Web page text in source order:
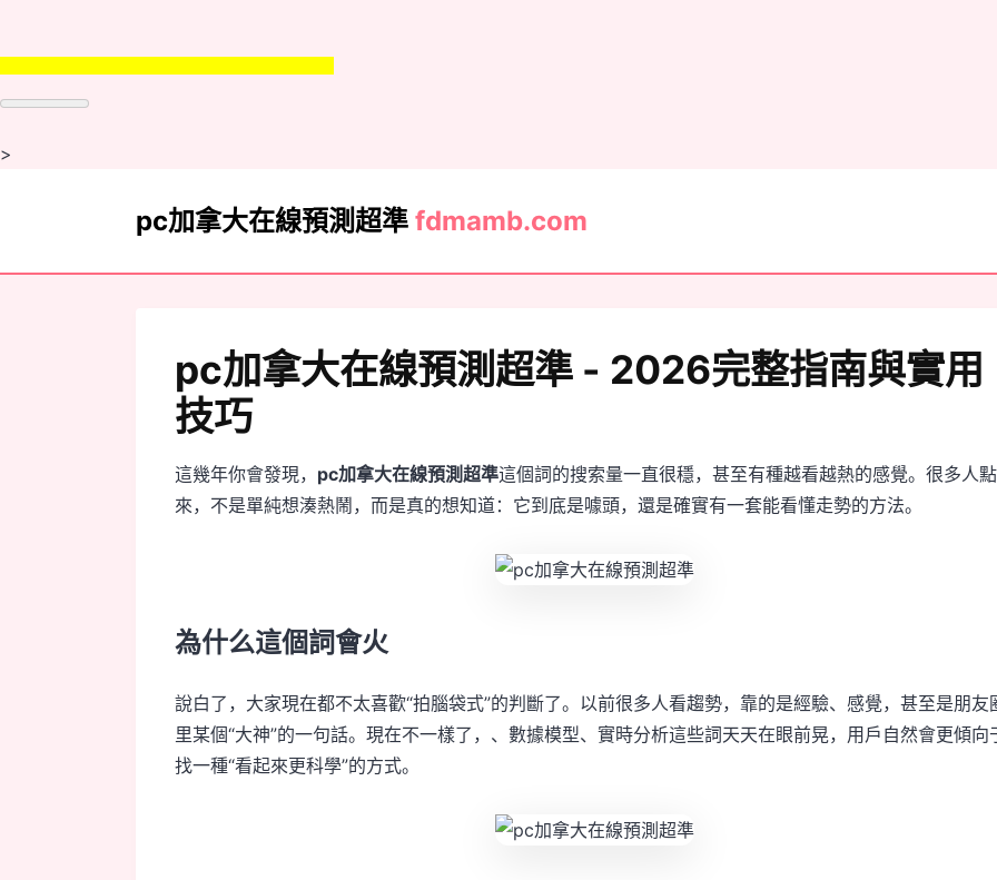
>
pc加拿大在線預測超準 fdmamb.com
pc加拿大在線預測超準 - 2026完整指南與實用
技巧
這幾年你會發現， pc加拿大在線預測超準這個詞的搜索量一直很穩，甚至有種越看越熱的感覺。很多人
來，不是單純想湊熱鬧，而是真的想知道：它到底是噱頭，還是確實有一套能看懂走勢的方法。
為什么這個詞會火
說白了，大家現在都不太喜歡“拍腦袋式”的判斷了。以前很多人看趨勢，靠的是經驗、感覺，甚至是朋友
里某個“大神”的一句話。現在不一樣了，、數據模型、實時分析這些詞天天在眼前晃，用戶自然會更傾向
找一種“看起來更科學”的方式。